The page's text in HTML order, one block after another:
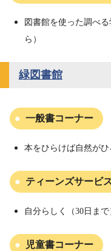
図書館を使った調べ
ら）
緑図書館
一般書コーナー
本をひらけば自然がひ
ティーンズサービ
自分らしく（30日まで
児童書コーナー